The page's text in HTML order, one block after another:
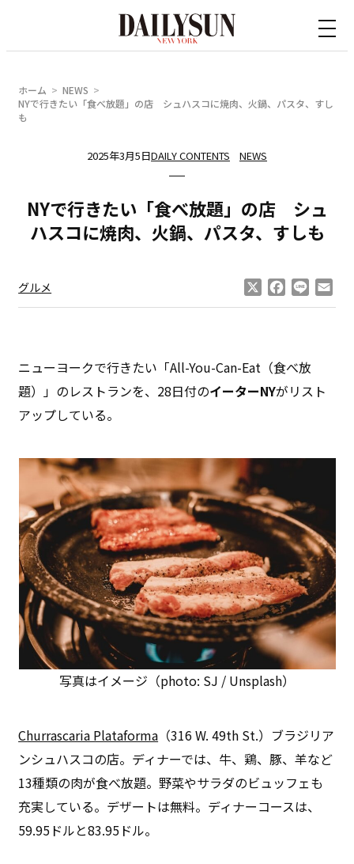
ホーム
NEWS
NYで行きたい「食べ放題」の店 シュハスコに焼肉、火鍋、パスタ、すし
も
2025年3月5日DAILY CONTENTS NEWS
NYで行きたい「食べ放題」の店 シュ
ハスコに焼肉、火鍋、パスタ、すしも
グルメ Facebook
Line
ニューヨークで行きたい「All-You-Can-Eat（食べ放
題）」のレストランを、28日付のイーターNYがリスト
アップしている。
写真はイメージ（photo: SJ / Unsplash）
Churrascaria Plataforma （316 W. 49th St.）ブラジリア
ンシュハスコの店。ディナーでは、牛、鶏、豚、羊など
13種類の肉が食べ放題。野菜やサラダのビュッフェも
充実している。デザートは無料。ディナーコースは、
59.95ドルと83.95ドル。